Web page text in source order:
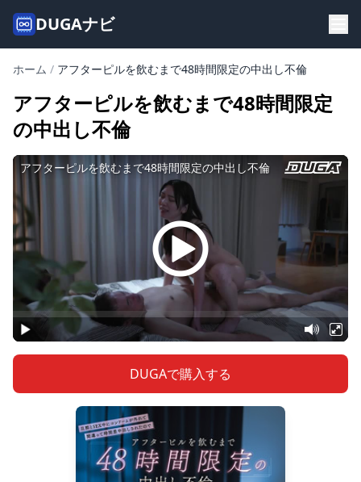
DUGAナビ
ホーム / アフターピルを飲むまで48時間限定の中出し不倫
アフターピルを飲むまで48時間限定
の中出し不倫
DUGAで購入する